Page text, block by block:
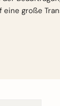
große